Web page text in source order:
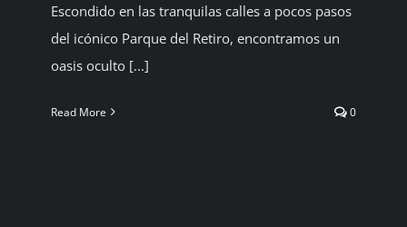
Escondido en las tranquilas calles a pocos pasos
del icónico Parque del Retiro, encontramos un
oasis oculto [...]
Read More 0